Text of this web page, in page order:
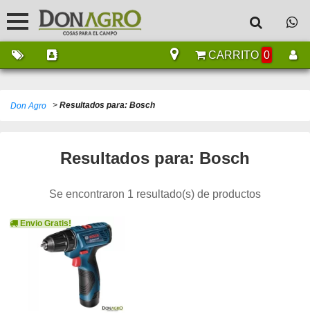
CARRITO 0
Don Agro > Resultados para: Bosch
Resultados para: Bosch
Se encontraron 1 resultado(s) de productos
Envio Gratis!